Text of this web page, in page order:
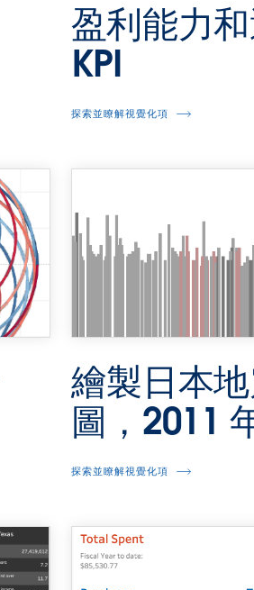
盈利能力
KPI
探索並瞭解視覺化項
繪製日本
圖，2011
探索並瞭解視覺化項